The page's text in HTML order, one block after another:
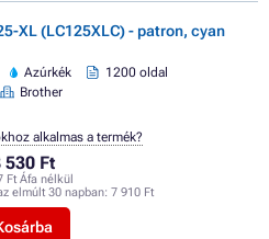
XL (LC125XLC) - patron, cyan
Azúrkék
1200 oldal
Brother
530 Ft
Ft Áfa nélkül
elmúlt 30 napban: 7 910 Ft
alkalmas a termék?